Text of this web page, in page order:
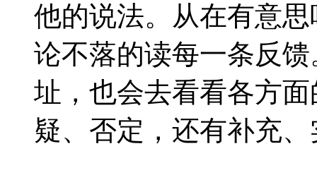
他的说法。从在有意
论不落的读每一条反
址，也会去看看各方
疑、否定，还有补充